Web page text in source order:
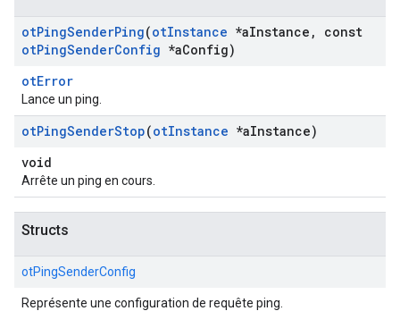
otPingSenderPing(otInstance *aInstance ,
const
otPingSenderConfig *aConfig)
otError
Lance un ping.
otPingSenderStop(otInstance *aInstance)
void
Arrête un ping en cours.
Structs
otPingSenderConfig
Représente une configuration de requête ping.